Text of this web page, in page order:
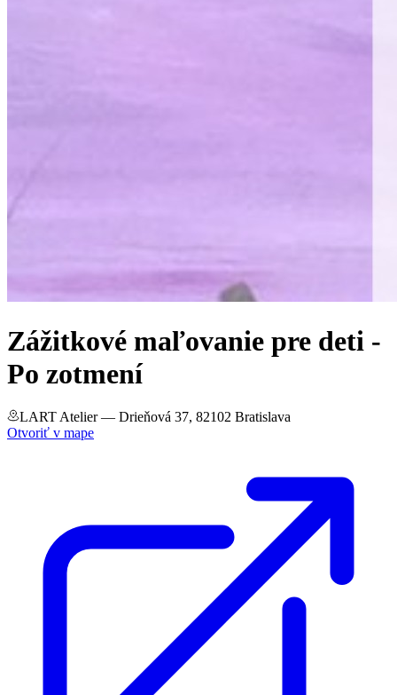
Zážitkové maľovanie pre deti -
Po zotmení
LART Atelier— Drieňová 37, 82102 Bratislava
Otvoriť v mape